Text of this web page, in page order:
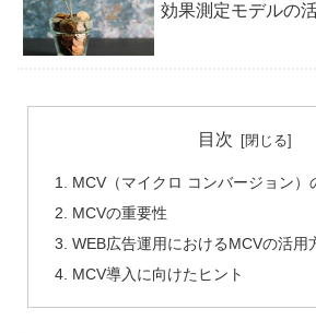
効果測定モデルの
目次
MCV（マイクロ コンバージョン）
MCVの重要性
WEB広告運用におけるMCVの活用
MCV導入に向けたヒント